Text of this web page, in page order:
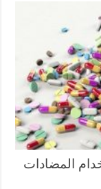
المضادات